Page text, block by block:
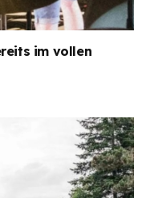
im vollen